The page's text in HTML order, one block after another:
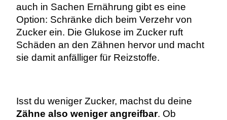
auch in Sachen Ernährung gibt es eine
Option: Schränke dich beim Verzehr von
Zucker ein. Die Glukose im Zucker ruft
Schäden an den Zähnen hervor und macht
sie damit anfälliger für Reizstoffe.
Isst du weniger Zucker, machst du deine
Zähne also weniger angreifbar. Ob